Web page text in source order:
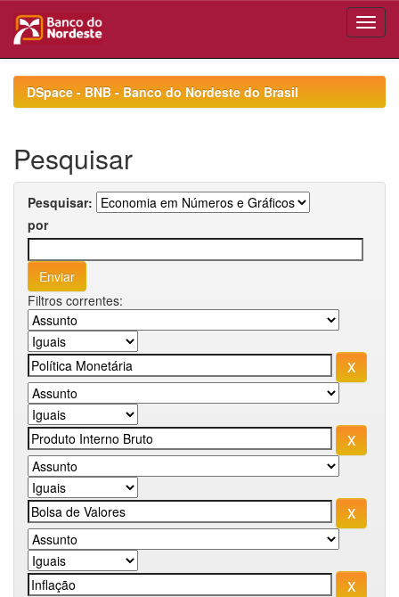
navigationDSpace - BNB - Banco do Nordeste do Brasil
Pesquisar
Pesquisar:
por
Filtros correntes: